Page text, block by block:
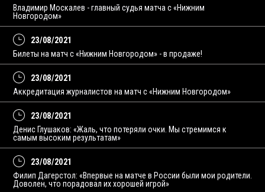
Владимир Москалев - главный судья матча с «Нижним
Новгородом»
23/08/2021
Билеты на матч с «Нижним Новгородом» - в продаже!
23/08/2021
Аккредитация журналистов на матч с «Нижним Новгородом»
23/08/2021
Денис Глушаков: «Жаль, что потеряли очки. Мы стремимся к
самым высоким результатам»
23/08/2021
Филип Дагерстол: «Впервые на матче в России были мои родители.
Доволен, что порадовал их хорошей игрой»